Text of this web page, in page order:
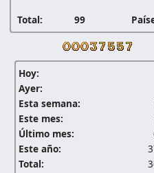
Total: 99
Hoy:
Ayer:
Esta semana:
Este mes:
Último mes:
Este año:
Total: